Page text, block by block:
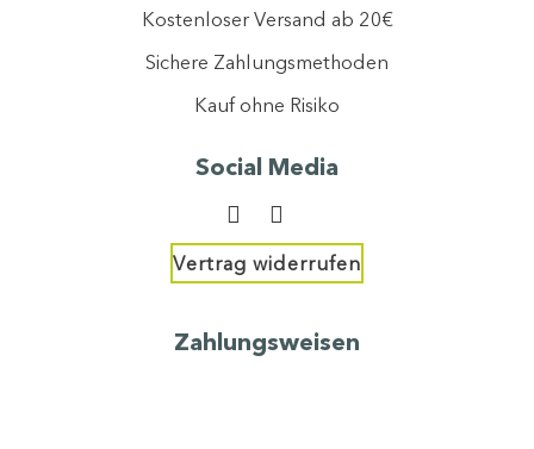
Kostenloser Versand ab 20€
Sichere Zahlungsmethoden
Kauf ohne Risiko
Social Media
Vertrag widerrufen
Zahlungsweisen